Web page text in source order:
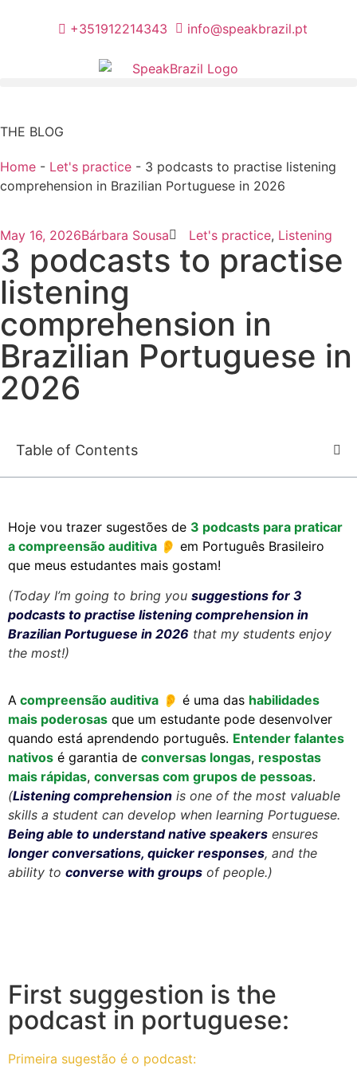
+351912214343 info@speakbrazil.pt
THE BLOG
Home - Let's practice - 3 podcasts to practise listening
comprehension in Brazilian Portuguese in 2026
May 16, 2026Bárbara Sousa Let's practice, Listening
3 podcasts to practise
listening
comprehension in
Brazilian Portuguese in
2026
Table of Contents
Hoje vou trazer sugestões de 3 podcasts para praticar
a compreensão auditiva 👂 em Português Brasileiro
que meus estudantes mais gostam!
(Today I’m going to bring you suggestions for 3
podcasts to practise listening comprehension in
Brazilian Portuguese in 2026 that my students enjoy
the most!)
A compreensão auditiva 👂 é uma das habilidades
mais poderosas que um estudante pode desenvolver
quando está aprendendo português. Entender falantes
nativos é garantia de conversas longas, respostas
mais rápidas, conversas com grupos de pessoas.
(Listening comprehension is one of the most valuable
skills a student can develop when learning Portuguese.
Being able to understand native speakers ensures
longer conversations, quicker responses, and the
ability to converse with groups of people.)
First suggestion is the
podcast in portuguese:
Primeira sugestão é o podcast: